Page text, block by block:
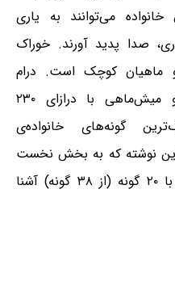
می‌توانند به یاری
صدا پدید آورند. خوراک
ماهیان کوچک است. درام
فوسکو با درازای ۲۰ سانتی‌متر و میش‌ماهی با درازای ۲۳۰
گونه‌های خانواده‌ی
این نوشته که به بخش نخست
خانواده‌ی شوریده‌ماهیان می‌پردازد با ۲۰ گونه (از ۳۸ گونه) آشنا